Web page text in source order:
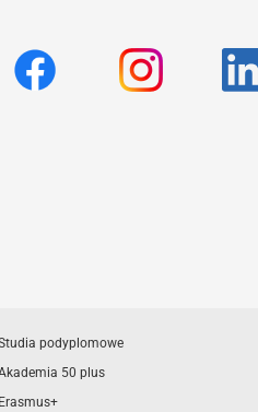
podyplomowe
50 plus
Erasmus+